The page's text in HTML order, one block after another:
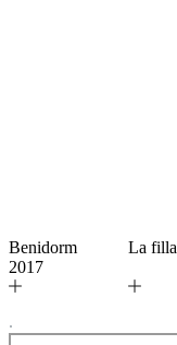
Benidorm
2017
La filla